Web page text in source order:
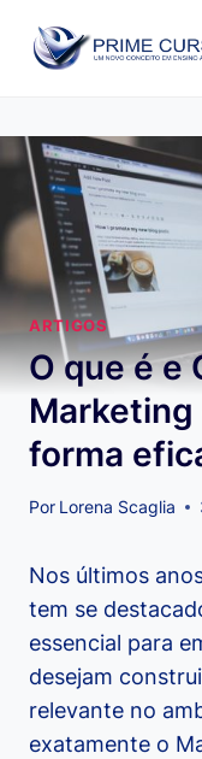
para
ARTIGOS
O que é e
forma
Por Lorena Scaglia
Nos últimos
tem se
essencial para
desejam
relevante no
exatamente o